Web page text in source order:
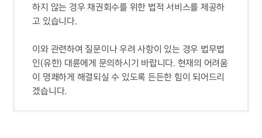
금융전문변호사
하지 않는 경우 채권회수를 위한 법적 서비스를 제공하
이와 관련하여 질문이나 우려 사항이 있는 경우 법무법
인(유한) 대륜에게 문의하시기 바랍니다. 현재의 어려움
이 명쾌하게 해결되실 수 있도록 든든한 힘이 되어드리
겠습니다.